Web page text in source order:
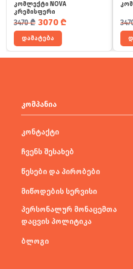
კომლექტი NOVA
კრემისფერი
3470₾
საწყისი ფასი იყო: 3470 ₾.
3070 ₾
მიმდინარე ფასია: 3070 ₾.
დამატება
კომპანია
კონტაქტი
ჩვენს შესახებ
წესები და პირობები
მიწოდების სერვისი
პერსონალურ მონაცემთა
დაცვის პოლიტიკა
ბლოგი